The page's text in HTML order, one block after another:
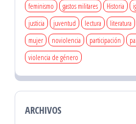
feminismo
gastos militares Historia
justicia
juventud lectura literatura
mujer
noviolencia participación
violencia de género
ARCHIVOS